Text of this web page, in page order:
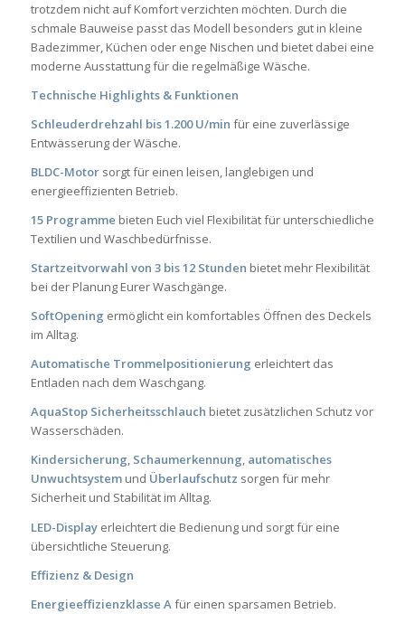
trotzdem nicht auf Komfort verzichten möchten. Durch die
schmale Bauweise passt das Modell besonders gut in kleine
Badezimmer, Küchen oder enge Nischen und bietet dabei eine
moderne Ausstattung für die regelmäßige Wäsche.
Technische Highlights & Funktionen
Schleuderdrehzahl bis 1.200 U/min für eine zuverlässige
Entwässerung der Wäsche.
BLDC-Motorsorgt für einen leisen, langlebigen und
energieeffizienten Betrieb.
15 Programme bieten Euch viel Flexibilität für unterschiedliche
Textilien und Waschbedürfnisse.
Startzeitvorwahl von 3 bis 12 Stunden bietet mehr Flexibilität
bei der Planung Eurer Waschgänge.
SoftOpening ermöglicht ein komfortables Öffnen des Deckels
im Alltag.
Automatische Trommelpositionierung erleichtert das
Entladen nach dem Waschgang.
AquaStop Sicherheitsschlauch bietet zusätzlichen Schutz vor
Wasserschäden.
Kindersicherung, Schaumerkennung, automatisches
Unwuchtsystemund Überlaufschutz sorgen für mehr
Sicherheit und Stabilität im Alltag.
LED-Displayerleichtert die Bedienung und sorgt für eine
übersichtliche Steuerung.
Effizienz & Design
Energieeffizienzklasse A für einen sparsamen Betrieb.